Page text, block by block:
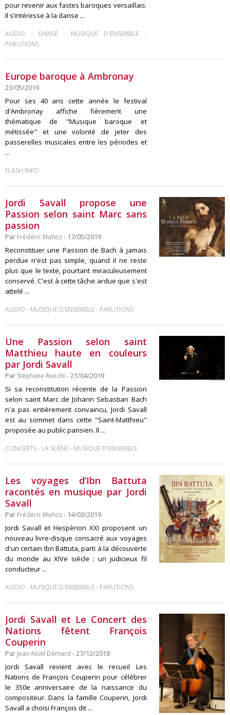
pour revenir aux fastes baroques versaillais.
Il s’intéresse à la danse ...
AUDIO - DANSE- MUSIQUE D'ENSEMBLE-
PARUTIONS
Europe baroque à Ambronay
23/05/2019
Pour ses 40 ans cette année le festival
d'Ambronay affiche fièrement une
thématique de "Musique baroque et
métissée" et une volonté de jeter des
passerelles musicales entre les périodes et
...
FLASH INFO
Jordi Savall propose une
Passion selon saint Marc sans
passion
Par Frédéric Muñoz- 17/05/2019
Reconstituer une Passion de Bach à jamais
perdue n'est pas simple, quand il ne reste
plus que le texte, pourtant miraculeusement
conservé. C'est à cette tâche ardue que s'est
attelé ...
AUDIO - MUSIQUE D'ENSEMBLE- PARUTIONS
Une Passion selon saint
Matthieu haute en couleurs
par Jordi Savall
Par Stéphane Reecht- 21/04/2019
Si sa reconstitution récente de la Passion
selon saint Marc de Johann Sebastian Bach
n'a pas entièrement convaincu, Jordi Savall
est au sommet dans cette "Saint-Matthieu"
proposée au public parisien. Il ...
CONCERTS- LA SCÈNE- MUSIQUE D'ENSEMBLE
Les voyages d’Ibn Battuta
racontés en musique par Jordi
Savall
Par Frédéric Muñoz- 14/03/2019
Jordi Savall et Hespèrion XXI proposent un
nouveau livre-disque consacré aux voyages
d'un certain Ibn Battuta, parti à la découverte
du monde au XIVe siècle : un judicieux fil
conducteur ...
AUDIO - MUSIQUE D'ENSEMBLE- PARUTIONS
Jordi Savall et Le Concert des
Nations fêtent François
Couperin
Par Jean-Noël Démard - 27/12/2018
Jordi Savall revient avec le recueil Les
Nations de François Couperin pour célébrer
le 350e anniversaire de la naissance du
compositeur. Dans la famille Couperin, Jordi
Savall a choisi François dit ...